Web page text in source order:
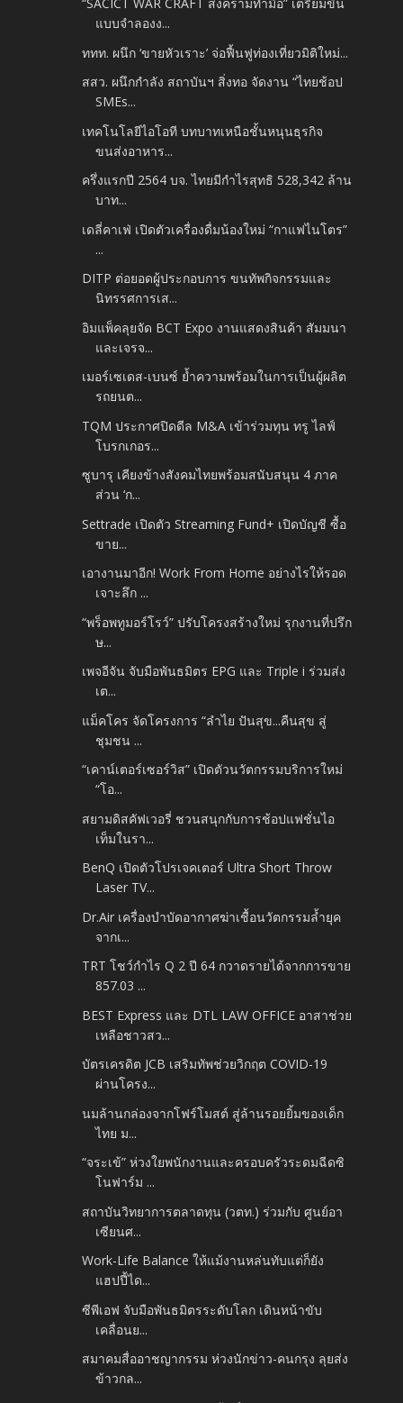
แบบจำลองง...
ททท. ผนึก ‘ขายหัวเราะ’ จ่อฟื้นฟูท่องเที่ยวมิติใหม่...
สสว. ผนึกกำลัง สถาบันฯ สิ่งทอ จัดงาน “ไทยช้อป
SMEs...
เทคโนโลยีไอโอที บทบาทเหนือชั้นหนุนธุรกิจ
ขนส่งอาหาร...
ครึ่งแรกปี 2564 บจ. ไทยมีกำไรสุทธิ 528,342 ล้าน
บาท...
เดลี่คาเฟ่ เปิดตัวเครื่องดื่มน้องใหม่ “กาแฟไนโตร”
...
DITP ต่อยอดผู้ประกอบการ ขนทัพกิจกรรมและ
นิทรรศการเส...
อิมแพ็คลุยจัด BCT Expo งานแสดงสินค้า สัมมนา
และเจรจ...
เมอร์เซเดส-เบนซ์ ย้ำความพร้อมในการเป็นผู้ผลิต
รถยนต...
TQM ประกาศปิดดีล M&A เข้าร่วมทุน ทรู ไลฟ์
โบรกเกอร...
ซูบารุ เคียงข้างสังคมไทยพร้อมสนับสนุน 4 ภาค
ส่วน ‘ก...
Settrade เปิดตัว Streaming Fund+ เปิดบัญชี ซื้อ
ขาย...
เอางานมาอีก! Work From Home อย่างไรให้รอด
เจาะลึก ...
“พร็อพทูมอร์โรว์” ปรับโครงสร้างใหม่ รุกงานที่ปรึก
ษ...
เพจอีจัน จับมือพันธมิตร EPG และ Triple i ร่วมส่ง
เต...
แม็คโคร จัดโครงการ “ลำไย ปันสุข...คืนสุข สู่
ชุมชน ...
“เคาน์เตอร์เซอร์วิส” เปิดตัวนวัตกรรมบริการใหม่
“โอ...
สยามดิสคัฟเวอรี่ ชวนสนุกกับการช้อปแฟชั่นไอ
เท็มในรา...
BenQ เปิดตัวโปรเจคเตอร์ Ultra Short Throw
Laser TV...
Dr.Air เครื่องบำบัดอากาศฆ่าเชื้อนวัตกรรมล้ำยุค
จากเ...
TRT โชว์กำไร Q 2 ปี 64 กวาดรายได้จากการขาย
857.03 ...
BEST Express และ DTL LAW OFFICE อาสาช่วย
เหลือชาวสว...
บัตรเครดิต JCB เสริมทัพช่วยวิกฤต COVID-19
ผ่านโครง...
นมล้านกล่องจากโฟร์โมสต์ สู่ล้านรอยยิ้มของเด็ก
ไทย ม...
“จระเข้” ห่วงใยพนักงานและครอบครัวระดมฉีดซิ
โนฟาร์ม ...
สถาบันวิทยาการตลาดทุน (วตท.) ร่วมกับ ศูนย์อา
เซียนศ...
Work-Life Balance ให้แม้งานหล่นทับแต่ก็ยัง
แฮปปี้ได...
ซีพีเอฟ จับมือพันธมิตรระดับโลก เดินหน้าขับ
เคลื่อนย...
สมาคมสื่ออาชญากรรม ห่วงนักข่าว-คนกรุง ลุยส่ง
ข้าวกล...